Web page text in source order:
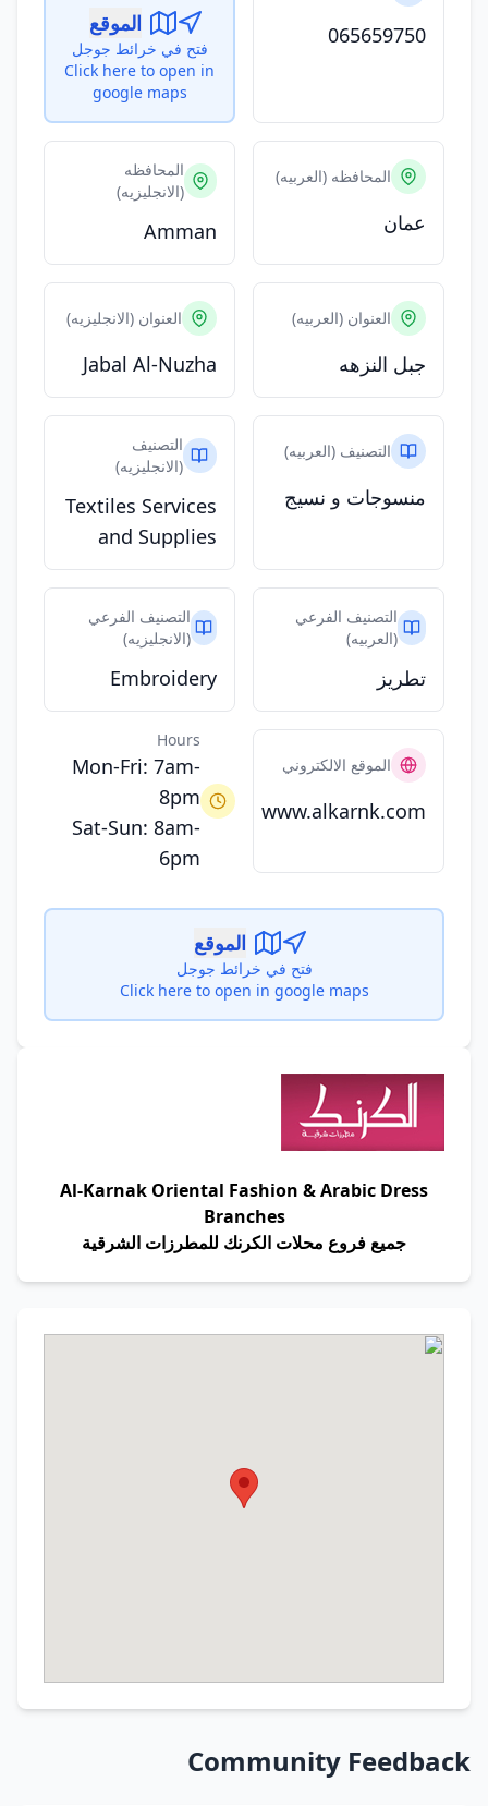
065659750 الموقع
فتح في خرائط جوجل
Click here to open in
google maps
المحافظه (العربيه)
عمان
المحافظه
(الانجليزيه)
Amman
العنوان (العربيه)
جبل النزهه
العنوان (الانجليزيه)
Jabal Al-Nuzha
التصنيف (العربيه)
منسوجات و نسيج
التصنيف
(الانجليزيه)
Textiles Services
and Supplies
التصنيف الفرعي
(العربيه)
تطريز
التصنيف الفرعي
(الانجليزيه)
Embroidery
الموقع الالكتروني
www.alkarnk.com
Hours
Mon-Fri: 7am-
8pm
Sat-Sun: 8am-
6pm
الموقع
فتح في خرائط جوجل
Click here to open in google maps
Al-Karnak Oriental Fashion & Arabic Dress
Branches
جميع فروع محلات الكرنك للمطرزات الشرقية
Community Feedback